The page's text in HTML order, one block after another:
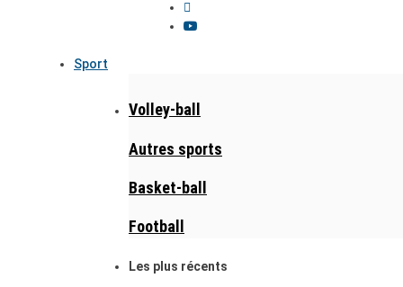
Sport
Volley-ball
Autres sports
Basket-ball
Football
Les plus récents